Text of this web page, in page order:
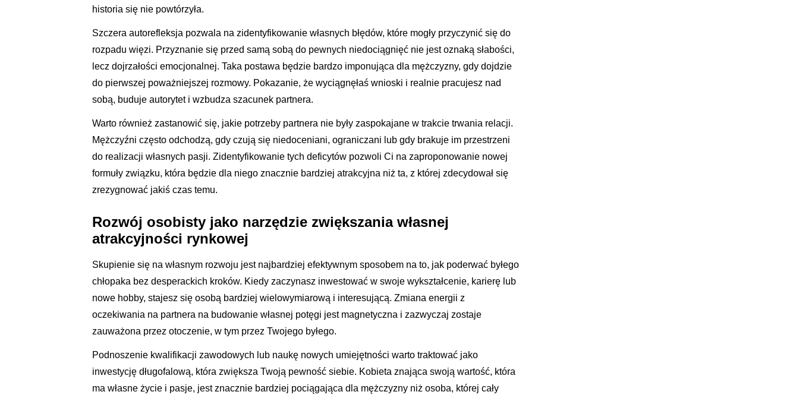
historia się nie powtórzyła.
Szczera autorefleksja pozwala na zidentyfikowanie własnych błędów, które mogły przyczynić się do
rozpadu więzi. Przyznanie się przed samą sobą do pewnych niedociągnięć nie jest oznaką słabości,
lecz dojrzałości emocjonalnej. Taka postawa będzie bardzo imponująca dla mężczyzny, gdy dojdzie
do pierwszej poważniejszej rozmowy. Pokazanie, że wyciągnęłaś wnioski i realnie pracujesz nad
sobą, buduje autorytet i wzbudza szacunek partnera.
Warto również zastanowić się, jakie potrzeby partnera nie były zaspokajane w trakcie trwania relacji.
Mężczyźni często odchodzą, gdy czują się niedoceniani, ograniczani lub gdy brakuje im przestrzeni
do realizacji własnych pasji. Zidentyfikowanie tych deficytów pozwoli Ci na zaproponowanie nowej
formuły związku, która będzie dla niego znacznie bardziej atrakcyjna niż ta, z której zdecydował się
zrezygnować jakiś czas temu.
Rozwój osobisty jako narzędzie zwiększania własnej
atrakcyjności rynkowej
Skupienie się na własnym rozwoju jest najbardziej efektywnym sposobem na to, jak poderwać byłego
chłopaka bez desperackich kroków. Kiedy zaczynasz inwestować w swoje wykształcenie, karierę lub
nowe hobby, stajesz się osobą bardziej wielowymiarową i interesującą. Zmiana energii z
oczekiwania na partnera na budowanie własnej potęgi jest magnetyczna i zazwyczaj zostaje
zauważona przez otoczenie, w tym przez Twojego byłego.
Podnoszenie kwalifikacji zawodowych lub naukę nowych umiejętności warto traktować jako
inwestycję długofalową, która zwiększa Twoją pewność siebie. Kobieta znająca swoją wartość, która
ma własne życie i pasje, jest znacznie bardziej pociągająca dla mężczyzny niż osoba, której cały